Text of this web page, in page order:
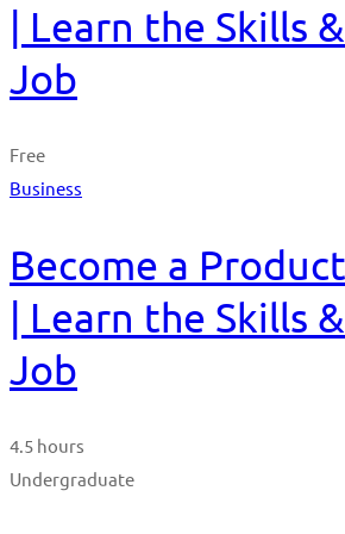
| Learn the Skills
Job
Free
Business
Become a
| Learn the Skills
Job
4.5 hours
Undergraduate